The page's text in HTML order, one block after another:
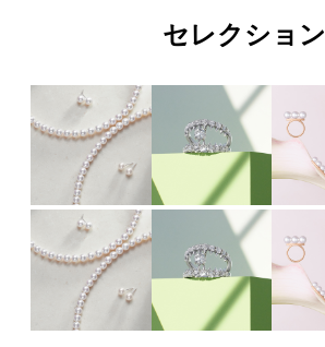
セレクション